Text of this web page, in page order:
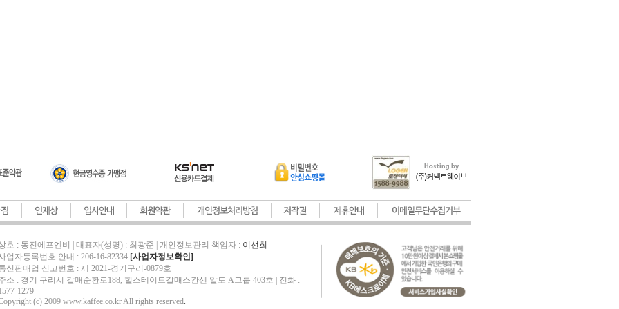
호 : 동진에프엔비 | 대표자(성명) : 최광준 | 개인정보관리 책임자 : 이선희
업자등록번호 안내 : 206-16-82334 [사업자정보확인]
신판매업 신고번호 : 제 2021-경기구리-0879호
소 : 경기 구리시 갈매순환로188, 힐스테이트갈매스칸센 알토 A그룹 403호 | 전화 :
1279
(c) 2009 www.kaffee.co.kr All rights reserved.